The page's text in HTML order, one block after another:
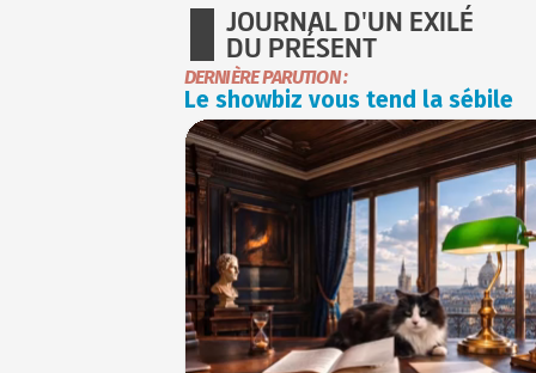
JOURNAL D'UN EXILÉ
DU PRÉSENT
DERNIÈRE PARUTION :
Le showbiz vous tend la sébile